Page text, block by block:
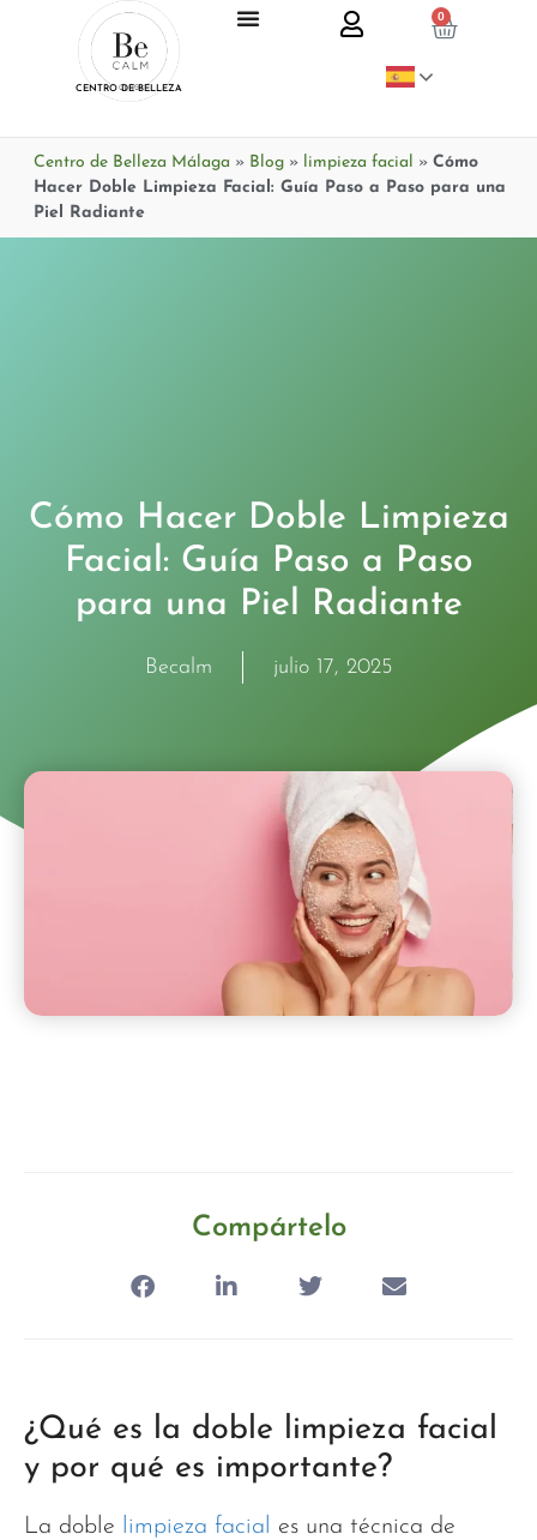
CENTRO DE BELLEZA
0
Centro de Belleza Málaga » Blog» limpieza facial » Cómo
Hacer Doble Limpieza Facial: Guía Paso a Paso para una
Piel Radiante
Cómo Hacer Doble Limpieza
Facial: Guía Paso a Paso
para una Piel Radiante
Becalm julio 17, 2025
Compártelo
¿Qué es la doble limpieza facial
y por qué es importante?
La doble limpieza facial
es una técnica de